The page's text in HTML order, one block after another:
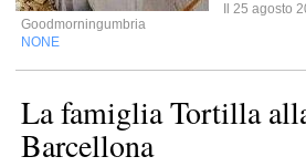
Il 25 agosto
Goodmorningumbria
NONE
La famiglia Tortilla
Barcellona